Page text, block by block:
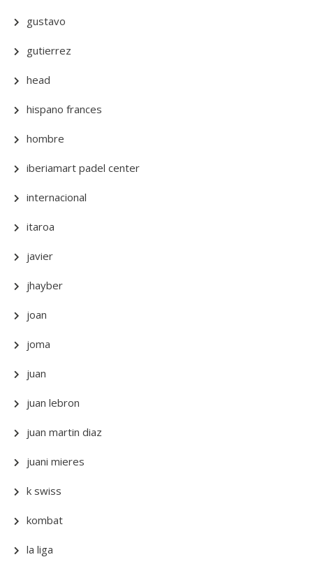
gustavo
gutierrez
head
hispano frances
hombre
iberiamart padel center
internacional
itaroa
javier
jhayber
joan
joma
juan
juan lebron
juan martin diaz
juani mieres
k swiss
kombat
la liga